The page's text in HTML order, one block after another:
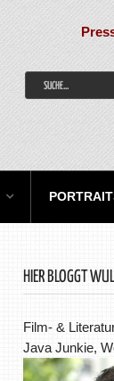
HIER BLOGGT
Film- &
Java Junkie,